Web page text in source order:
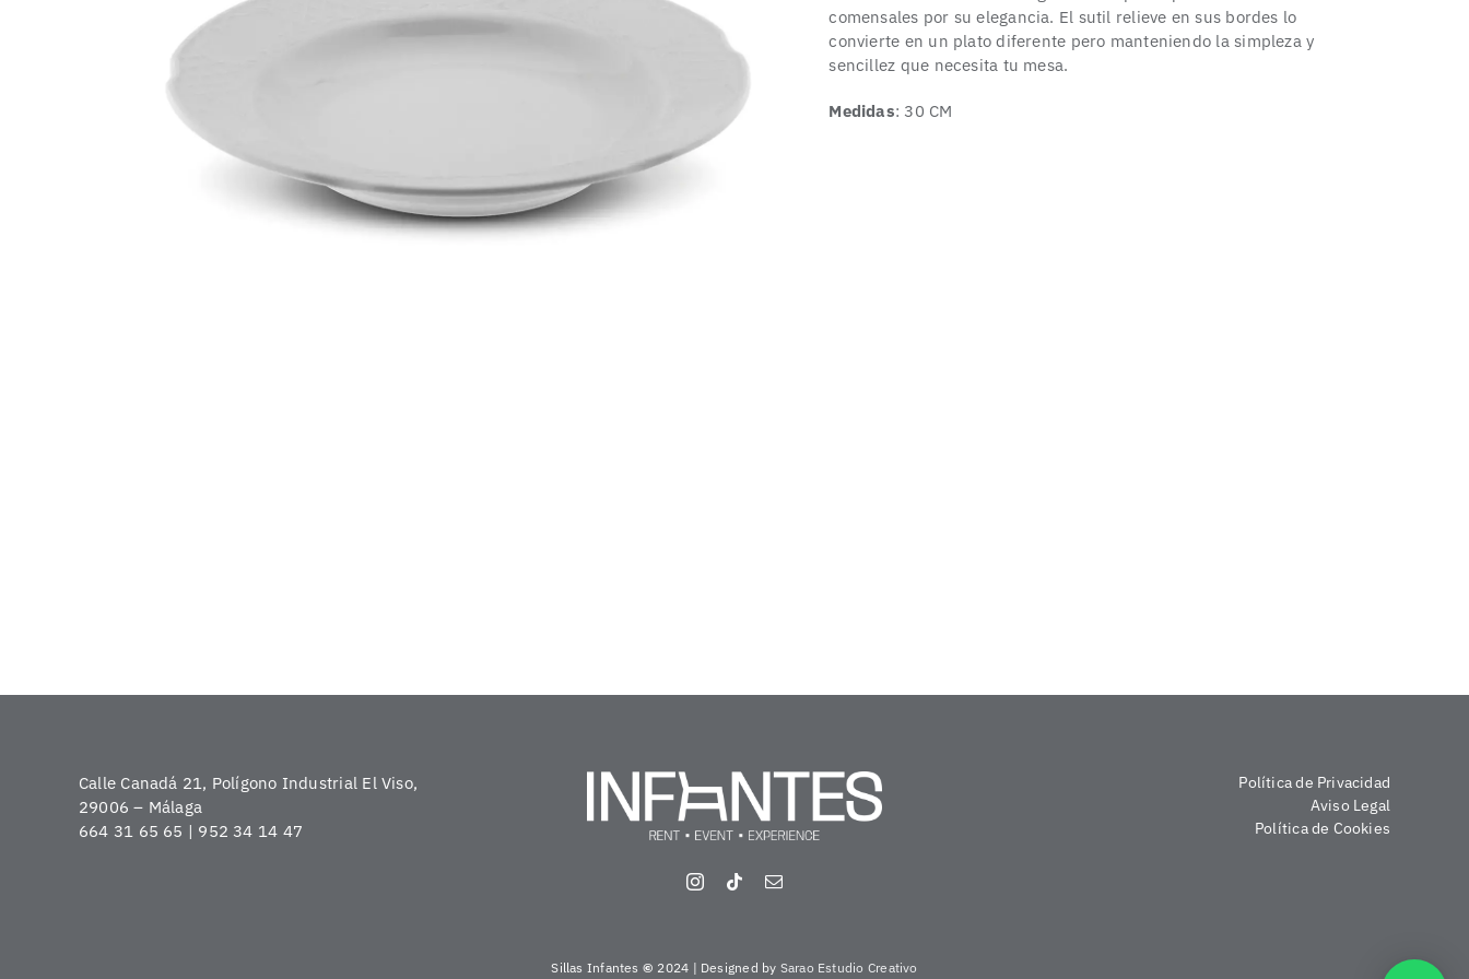
comensales por su elegancia. El sutil relieve en sus bordes lo
convierte en un plato diferente pero manteniendo la simpleza y
sencillez que necesita tu mesa.
Medidas: 30 CM
Calle Canadá 21, Polígono Industrial El Viso,
29006 – Málaga
664 31 65 65 | 952 34 14 47
Política de Privacidad
Aviso Legal
Política de Cookies
Sillas Infantes © 2024 | Designed by Sarao Estudio Creativo